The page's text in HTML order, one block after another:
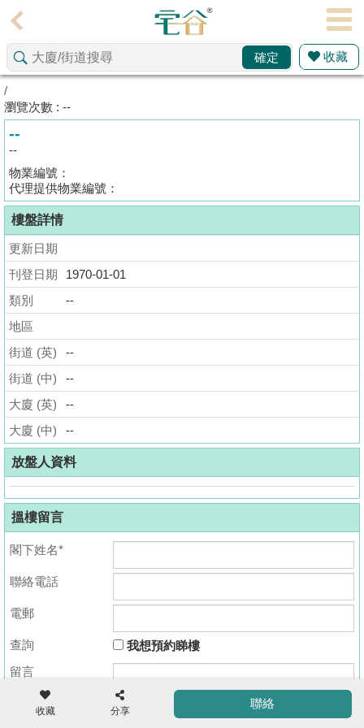
理
主
搵
成
交
業
主
放
盤
宅
谷
按
揭
地
產
博
客
地
產
聞
數
據
佈
收
藏
盤
ENG
確定 收藏
/
瀏覽次數 : --
收藏 分享
聯絡
--
--
物業編號：
代理提供物業編號：
樓盤詳情
更新日期
刊登日期
1970-01-01
類別
--
地區
街道 (英)
--
街道 (中)
--
大廈 (英)
--
大廈 (中)
--
放盤人資料
搵樓留言
閣下姓名*
聯絡電話
電郵
查詢
我想預約睇樓
留言